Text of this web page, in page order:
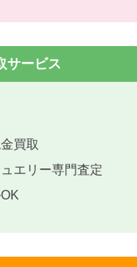
サービス
買取
エリー専門査定